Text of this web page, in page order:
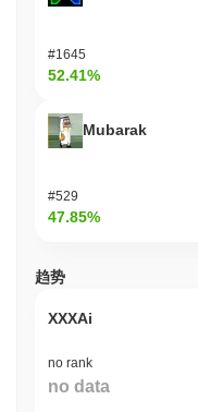
#1645
52.41%
Mubarak
#529
47.85%
趋势
XXXAi
no rank
no data